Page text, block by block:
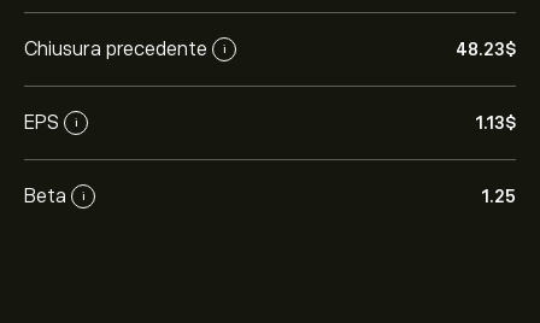
Chiusura precedente i 48.23‎$‎
EPS i 1.13‎$‎
Beta i 1.25